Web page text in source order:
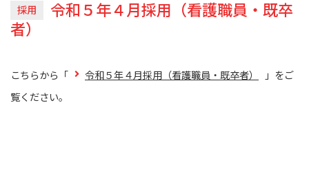
採用
令和５年４月採用（看護職員・既卒
者）
こちらから「 令和５年４月採用（看護職員・既卒者）
」をご
覧ください。